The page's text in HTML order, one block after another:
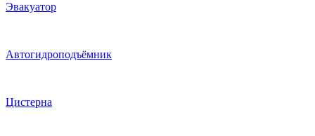
Эвакуатор
Автогидроподъёмник
Цистерна